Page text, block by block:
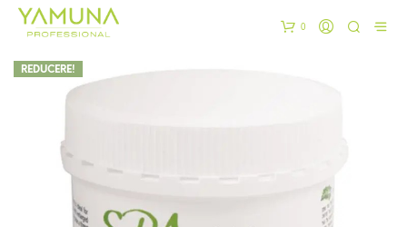
0
REDUCERE!